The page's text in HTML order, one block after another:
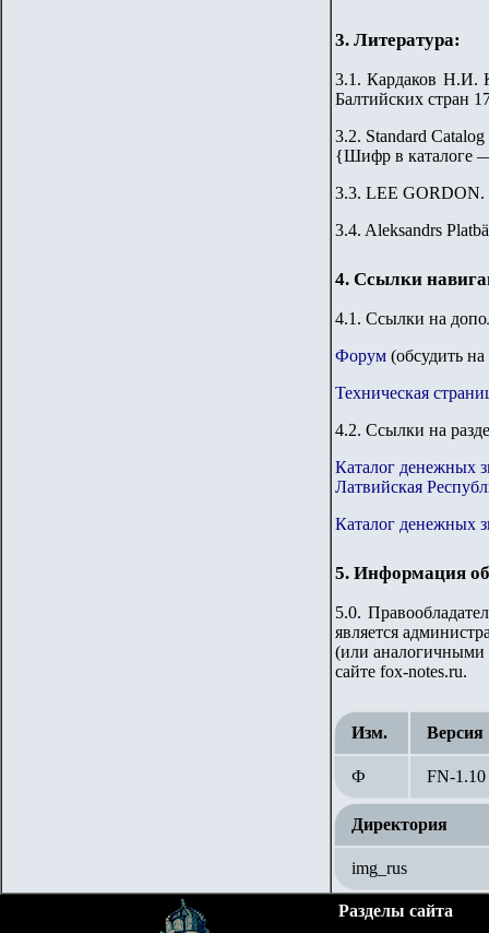
3. Литература:
3.1. Кардаков Н.И.
Балтийских стран
3.2. Standard
{Шифр в каталоге
3.3. LEE GORDON.
3.4. Aleksandrs
4. Ссылки
4.1. Ссылки на
Форум (обсудить
Техническая
4.2. Ссылки на
Каталог денежных
Латвийская
Каталог денежных
5. Информация
5.0.
является
(или аналогичными
сайте fox-notes.ru.
Изм. Версия
Ф FN-1.10
Директория
img_rus
Разделы сайта